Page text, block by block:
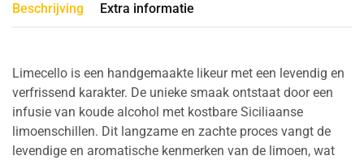
Beschrijving Extra informatie
Limecello is een handgemaakte likeur met een levendig en
verfrissend karakter. De unieke smaak ontstaat door een
infusie van koude alcohol met kostbare Siciliaanse
limoenschillen. Dit langzame en zachte proces vangt de
levendige en aromatische kenmerken van de limoen, wat